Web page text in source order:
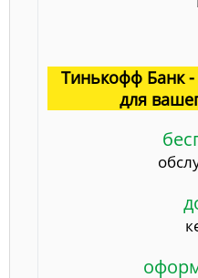
Тинькофф Банк -
для